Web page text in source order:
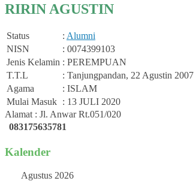
RIRIN AGUSTIN
Status : Alumni
NISN
: 0074399103
Jenis Kelamin : PEREMPUAN
T.T.L
: Tanjungpandan, 22 Agustin 2007
Agama
: ISLAM
Mulai Masuk : 13 JULI 2020
Alamat : Jl. Anwar Rt.051/020
083175635781
Kalender
Agustus 2026